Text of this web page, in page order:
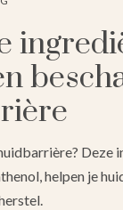
Deze
helpen je